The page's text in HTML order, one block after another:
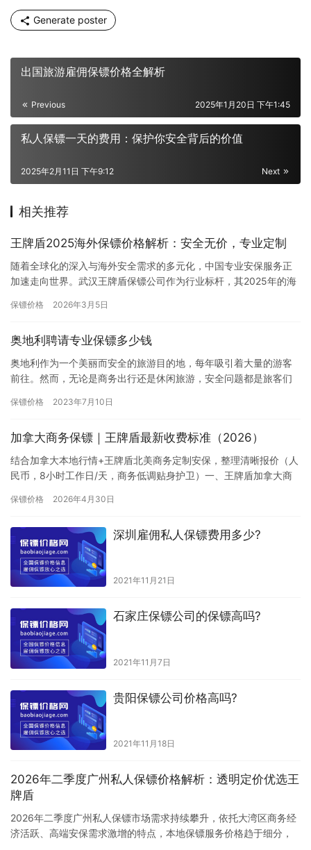
Generate poster
出国旅游雇佣保镖价格全解析
Previous 2025年1月20日 下午1:45
私人保镖一天的费用：保护你安全背后的价值
Next
2025年2月11日 下午9:12
相关推荐
王牌盾2025海外保镖价格解析：安全无价，专业定制
随着全球化的深入与海外安全需求的多元化，中国专业安保服务正
加速走向世界。武汉王牌盾保镖公司作为行业标杆，其2025年的海
体…
保镖价格 2026年3月5日
奥地利聘请专业保镖多少钱
奥地利作为一个美丽而安全的旅游目的地，每年吸引着大量的游客
前往。然而，无论是商务出行还是休闲旅游，安全问题都是旅客们
镖。那…
保镖价格 2023年7月10日
加拿大商务保镖｜王牌盾最新收费标准（2026）
结合加拿大本地行情+王牌盾北美商务定制安保，整理清晰报价（人
民币，8小时工作日/天，商务低调贴身护卫）一、王牌盾加拿大商
保镖价格 2026年4月30日
深圳雇佣私人保镖费用多少?
2021年11月21日
石家庄保镖公司的保镖高吗?
2021年11月7日
贵阳保镖公司价格高吗?
2021年11月18日
2026年二季度广州私人保镖价格解析：透明定价优选王
牌盾
2026年二季度广州私人保镖市场需求持续攀升，依托大湾区商务经
济活跃、高端安保需求激增的特点，本地保镖服务价格趋于细分，